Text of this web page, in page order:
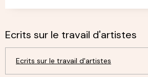
Ecrits sur le travail d'artistes
Ecrits sur le travail d'artistes